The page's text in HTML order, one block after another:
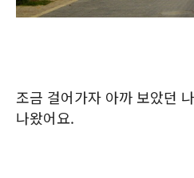
조금 걸어가자 아까 보았던
나왔어요.